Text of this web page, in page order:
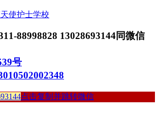
使护士学校
88998828 13028693144同微信
号
点击复制并跳转微信